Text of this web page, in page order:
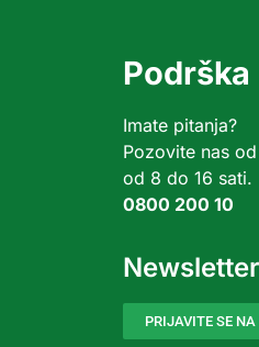
Podrška
Imate pitanja?
Pozovite nas
od 8 do 16 sati.
0800 200 10
Newsletter
PRIJAVITE SE NA